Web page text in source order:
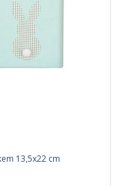
13,5x22 cm